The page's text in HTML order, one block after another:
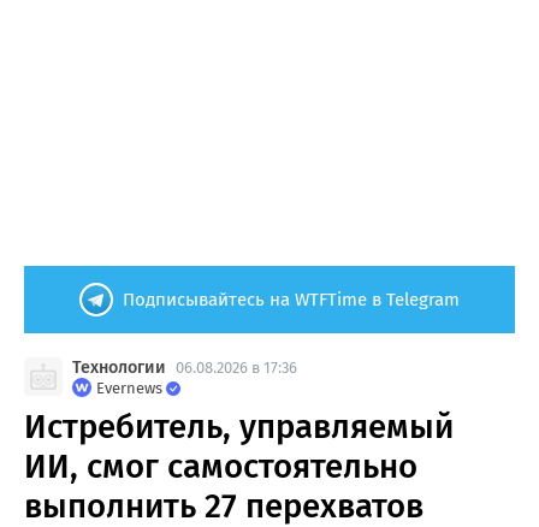
Подписывайтесь на WTFTime в Telegram
Технологии 06.08.2026 в 17:36
Evernews
Истребитель, управляемый
ИИ, смог самостоятельно
выполнить 27 перехватов